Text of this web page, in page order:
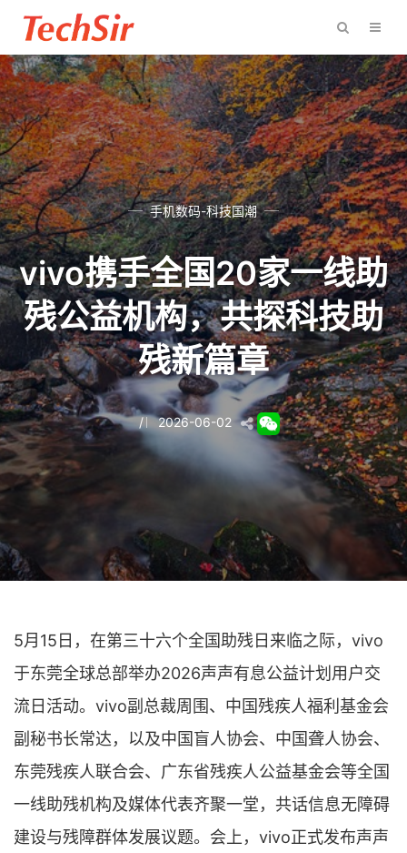
手机数码-科技国潮
vivo携手全国20家一线助
残公益机构，共探科技助
残新篇章
/ 2026-06-02
5月15日，在第三十六个全国助残日来临之际，vivo
于东莞全球总部举办2026声声有息公益计划用户交
流日活动。vivo副总裁周围、中国残疾人福利基金会
副秘书长常达，以及中国盲人协会、中国聋人协会、
东莞残疾人联合会、广东省残疾人公益基金会等全国
一线助残机构及媒体代表齐聚一堂，共话信息无障碍
建设与残障群体发展议题。会上，vivo正式发布声声